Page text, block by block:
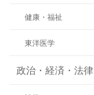
健康・福祉
東洋医学
政治・経済・法律